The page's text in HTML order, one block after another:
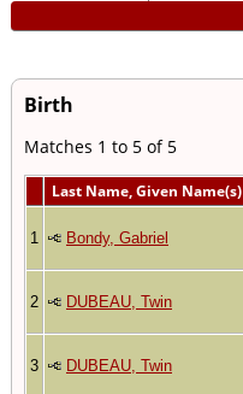
Birth
Matches 1 to 5 of 5
Last Name, Given Name(s)
1 Bondy, Gabriel
2 DUBEAU, Twin
3 DUBEAU, Twin